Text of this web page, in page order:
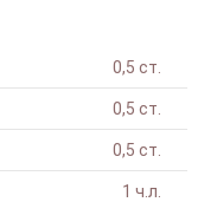
0,5 ст.
0,5 ст.
0,5 ст.
1 ч.л.